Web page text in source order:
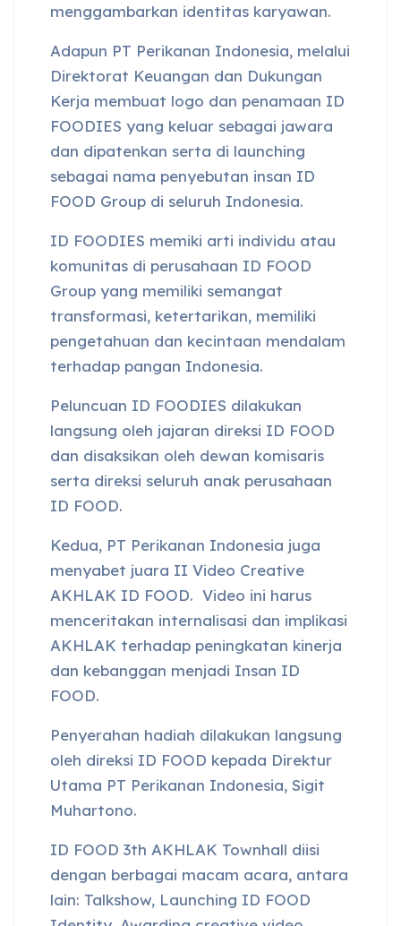
menggambarkan identitas karyawan.
Adapun PT Perikanan Indonesia, melalui
Direktorat Keuangan dan Dukungan
Kerja membuat logo dan penamaan ID
FOODIES yang keluar sebagai jawara
dan dipatenkan serta di launching
sebagai nama penyebutan insan ID
FOOD Group di seluruh Indonesia.
ID FOODIES memiki arti individu atau
komunitas di perusahaan ID FOOD
Group yang memiliki semangat
transformasi, ketertarikan, memiliki
pengetahuan dan kecintaan mendalam
terhadap pangan Indonesia.
Peluncuan ID FOODIES dilakukan
langsung oleh jajaran direksi ID FOOD
dan disaksikan oleh dewan komisaris
serta direksi seluruh anak perusahaan
ID FOOD.
Kedua, PT Perikanan Indonesia juga
menyabet juara II Video Creative
AKHLAK ID FOOD. Video ini harus
menceritakan internalisasi dan implikasi
AKHLAK terhadap peningkatan kinerja
dan kebanggan menjadi Insan ID
FOOD.
Penyerahan hadiah dilakukan langsung
oleh direksi ID FOOD kepada Direktur
Utama PT Perikanan Indonesia, Sigit
Muhartono.
ID FOOD 3th AKHLAK Townhall diisi
dengan berbagai macam acara, antara
lain: Talkshow, Launching ID FOOD